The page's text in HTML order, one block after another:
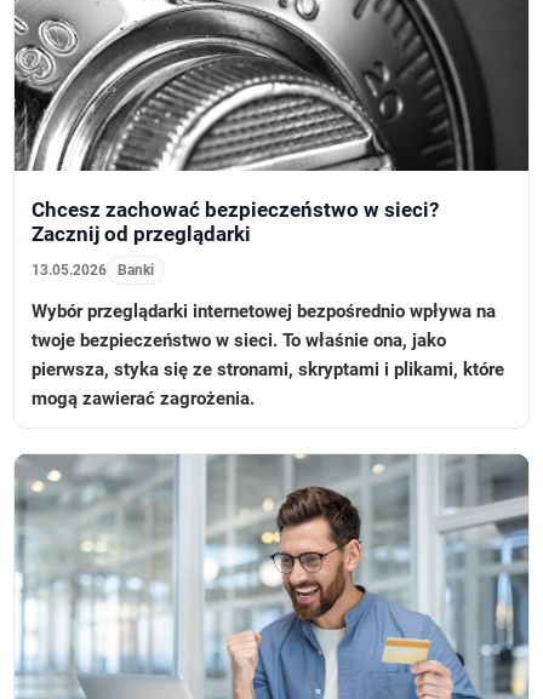
Chcesz zachować bezpieczeństwo w sieci?
Zacznij od przeglądarki
13.05.2026 Banki
Wybór przeglądarki internetowej bezpośrednio wpływa na
twoje bezpieczeństwo w sieci. To właśnie ona, jako
pierwsza, styka się ze stronami, skryptami i plikami, które
mogą zawierać zagrożenia.